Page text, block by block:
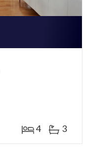
4 3